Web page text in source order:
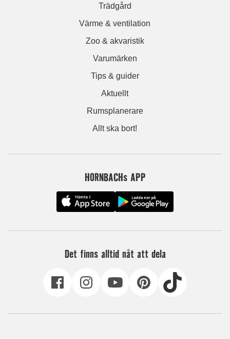
Trädgård
Värme & ventilation
Zoo & akvaristik
Varumärken
Tips & guider
Aktuellt
Rumsplanerare
Allt ska bort!
HORNBACHs APP
Det finns alltid nåt att dela